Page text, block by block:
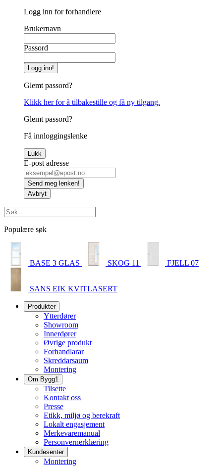
Logg inn for forhandlere
Brukernavn
Passord
Logg inn!
Glemt passord?
Klikk her for å tilbakestille og få ny tilgang.
Glemt passord?
Få innloggingslenke
Lukk
E-post adresse
Send meg lenken!
Avbryt
Populære søk
BASE 3 GLAS SKOG 11 FJELL 07
SANS EIK KVITLASERT
Produkter
Ytterdører
Showroom
Innerdører
Øvrige produkt
Forhandlarar
Skreddarsaum
Montering
Om Bygg1
Tilsette
Kontakt oss
Presse
Etikk, miljø og berekraft
Lokalt engasjement
Merkevaremanual
Personvernerklæring
Kundesenter
Montering